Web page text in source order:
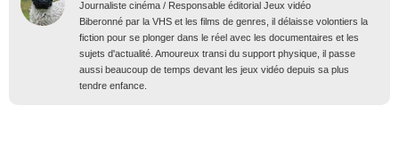
Journaliste cinéma / Responsable éditorial Jeux vidéo
Biberonné par la VHS et les films de genres, il délaisse volontiers la
fiction pour se plonger dans le réel avec les documentaires et les
sujets d'actualité. Amoureux transi du support physique, il passe
aussi beaucoup de temps devant les jeux vidéo depuis sa plus
tendre enfance.